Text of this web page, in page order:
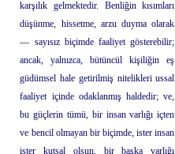
karşılık gelmektedir. Benliğin kısımları
düşünme, hissetme, arzu duyma olarak
— sayısız biçimde faaliyet gösterebilir;
ancak, yalnızca, bütüncül kişiliğin eş
güdümsel hale getirilmiş nitelikleri ussal
faaliyet içinde odaklanmış haldedir; ve,
bu güçlerin tümü, bir insan varlığı içten
ve bencil olmayan bir biçimde, ister insan
ister kutsal olsun, bir başka varlığı